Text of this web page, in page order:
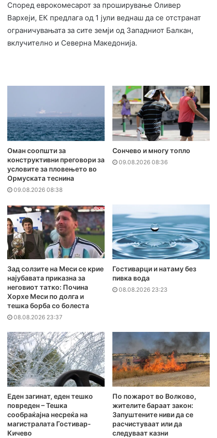
Според еврокомесарот за проширување Оливер
Вархеји, ЕК предлага од 1 јули веднаш да се отстранат
ограничувањата за сите земји од Западниот Балкан,
вклучително и Северна Македонија.
Оман соопшти за
конструктивни преговори за
условите за пловењето во
Ормуската теснина
09.08.2026 08:38
Сончево и многу топло
09.08.2026 08:36
Зад солзите на Меси се крие
најубавата приказна за
неговиот татко: Почина
Хорхе Меси по долга и
тешка борба со болеста
08.08.2026 23:37
Гостиварци и натаму без
пивка вода
08.08.2026 23:23
Еден загинат, еден тешко
повреден – Тешка
сообраќајна несреќа на
магистралата Гостивар-
Кичево
По пожарот во Волково,
жителите бараат закон:
Запуштените ниви да се
расчистуваат или да
следуваат казни